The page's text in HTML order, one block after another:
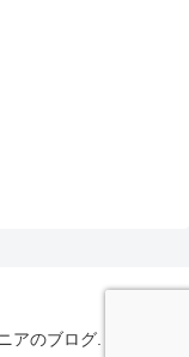
アのブログ.